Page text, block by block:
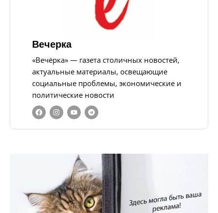
Вечерка
«Вечёрка» — газета столичных новостей,
актуальные материалы, освещающие
социальные проблемы, экономические и
политические новости